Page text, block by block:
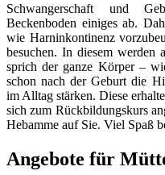
Schwangerschaft und
Beckenboden einiges ab.
wie Harninkontinenz
besuchen. In diesem werden
sprich der ganze Körper –
schon nach der Geburt die
im Alltag stärken. Diese
sich zum Rückbildungskurs
Hebamme auf Sie. Viel Spaß
Angebote für